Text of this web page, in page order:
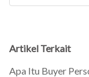
Artikel Terkait
Apa Itu Buyer